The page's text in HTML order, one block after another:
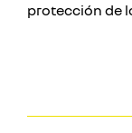
protección de